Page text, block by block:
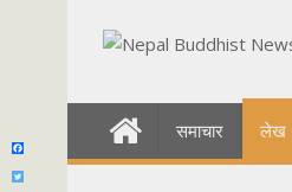
समाचार लेख